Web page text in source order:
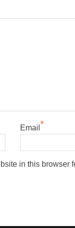
Email *
in this browser